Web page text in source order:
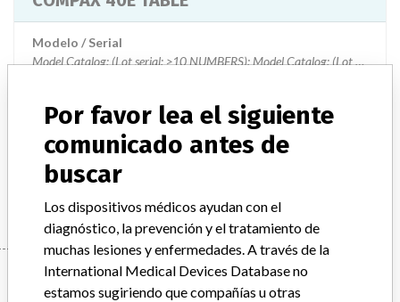
Modelo / Serial
Model Catalog: (Lot serial: >10 NUMBERS); Model Catalog: (Lot serial: MANUFACTURER); Model Catalog: (Lot serial: CONTACT)
Descripción del producto COMPAX 40E TABLE
Manufacturer
GENERAL ELECTRIC CANADA (OPERATING AS GE
HEALTHCARE)
Manufacturer
Por favor lea el siguiente
comunicado antes de
buscar
Los dispositivos médicos ayudan con el
diagnóstico, la prevención y el tratamiento de
muchas lesiones y enfermedades. A través de la
International Medical Devices Database no
estamos sugiriendo que compañías u otras